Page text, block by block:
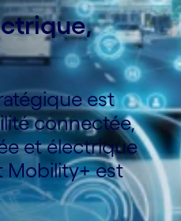
est
connectée,
et électrique
Mobility+ est